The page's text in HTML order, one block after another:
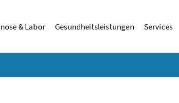
& Labor Gesundheitsleistungen Services